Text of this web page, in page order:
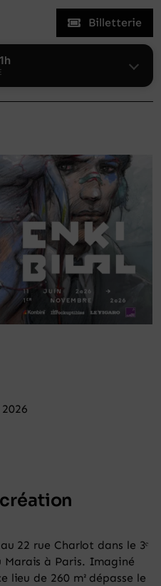
Billetterie
22 rue Charlot dans le 3ᵉ
à Paris. Imaginé
lieu de 260 m² dépasse le